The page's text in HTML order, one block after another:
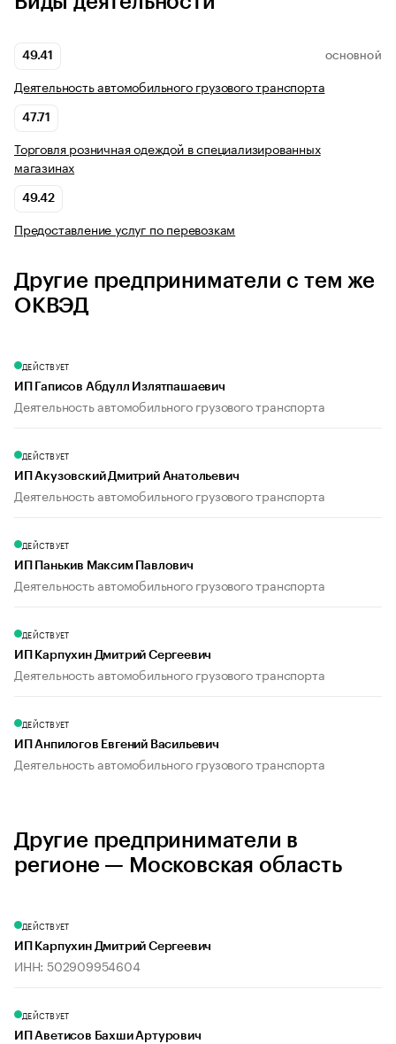
49.41 ОСНОВНОЙ
Деятельность автомобильного грузового транспорта
47.71
Торговля розничная одеждой в специализированных
магазинах
49.42
Предоставление услуг по перевозкам
Другие предприниматели с тем же
ОКВЭД
ДЕЙСТВУЕТ
ИП Гаписов Абдулл Излятпашаевич
Деятельность автомобильного грузового транспорта
ДЕЙСТВУЕТ
ИП Акузовский Дмитрий Анатольевич
Деятельность автомобильного грузового транспорта
ДЕЙСТВУЕТ
ИП Панькив Максим Павлович
Деятельность автомобильного грузового транспорта
ДЕЙСТВУЕТ
ИП Карпухин Дмитрий Сергеевич
Деятельность автомобильного грузового транспорта
ДЕЙСТВУЕТ
ИП Анпилогов Евгений Васильевич
Деятельность автомобильного грузового транспорта
Другие предприниматели в
регионе — Московская область
ДЕЙСТВУЕТ
ИП Карпухин Дмитрий Сергеевич
ИНН: 502909954604
ДЕЙСТВУЕТ
ИП Аветисов Бахши Артурович